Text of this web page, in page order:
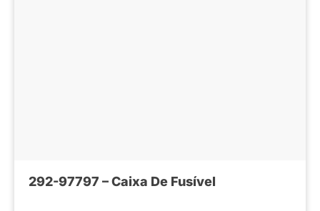
292-97797 – Caixa De Fusível